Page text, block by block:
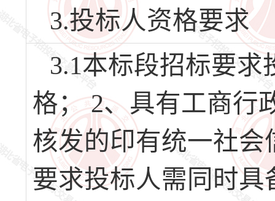
3.投标人资格要求
3.1本标段招标要
格； 2、具有工商行
核发的印有统一社
要求投标人需同时